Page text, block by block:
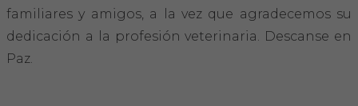
ACTUALIDAD
familiares y amigos, a la vez que agradecemos su
dedicación a la profesión veterinaria. Descanse en
Paz.